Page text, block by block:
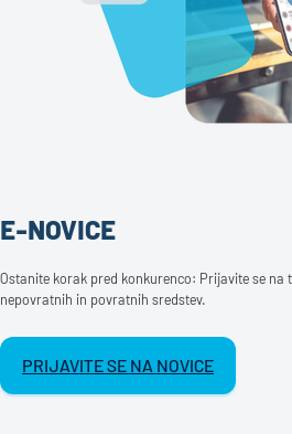
E-NOVICE
Ostanite korak pred konkurenco: Prijavite se na
nepovratnih in povratnih sredstev.
PRIJAVITE SE NA NOVICE